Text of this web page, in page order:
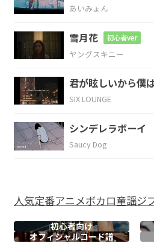
「私だけ の“あの子”
Dm7 Em7 Am
Em7
あゝ嫌 々
あいみょん
雪月花 初心者ver
ヤングスキニー
君が眩しいから僕
SIX LOUNGE
シンデレラボーイ
Saucy Dog
人気定番アニメボカロ童謡ジ
初心者向け
オフィシャルコード譜